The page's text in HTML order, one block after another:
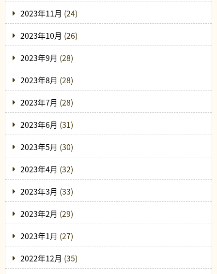
2023年11月 (24)
2023年10月 (26)
2023年9月 (28)
2023年8月 (28)
2023年7月 (28)
2023年6月 (31)
2023年5月 (30)
2023年4月 (32)
2023年3月 (33)
2023年2月 (29)
2023年1月 (27)
2022年12月 (35)